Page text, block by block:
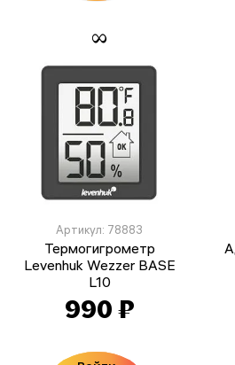
Артикул: 78883
Термогигрометр
Levenhuk Wezzer BASE
L10
990 ₽